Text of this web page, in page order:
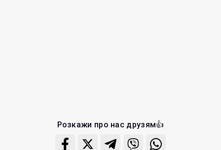
Розкажи про нас друзям👍